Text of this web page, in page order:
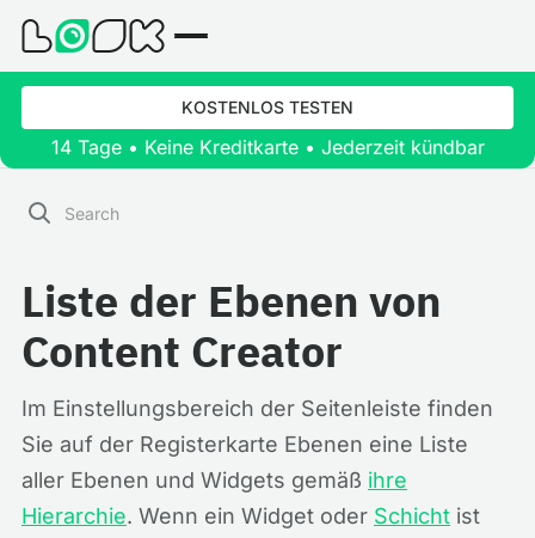
KOSTENLOS TESTEN
14 Tage • Keine Kreditkarte • Jederzeit kündbar
Liste der Ebenen von
Content Creator
Im Einstellungsbereich der Seitenleiste finden
Sie auf der Registerkarte Ebenen eine Liste
aller Ebenen und Widgets gemäß ihre
Hierarchie. Wenn ein Widget oder Schicht ist